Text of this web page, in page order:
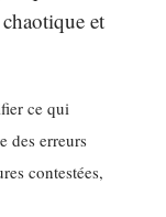
et
ce qui
des erreurs
contestées,